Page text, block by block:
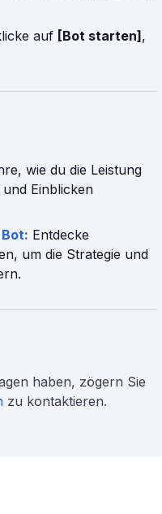
auf [Bot starten],
wie du die Leistung
Einblicken
Entdecke
um die Strategie und
haben, zögern Sie
zu kontaktieren.